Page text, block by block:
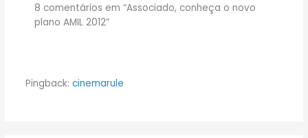
8 comentários em “Associado, conheça o novo
plano AMIL 2012”
Pingback: cinemarule